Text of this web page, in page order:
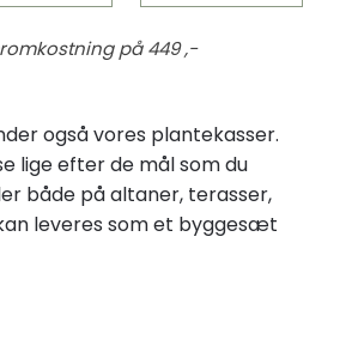
på 449 ,-
også vores plantekasser.
lige efter de mål som du
både på altaner, terasser,
leveres som et byggesæt